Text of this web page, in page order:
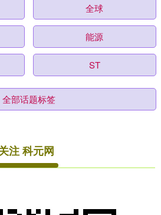
全球
能源
ST
全部话题标签
注 科元网